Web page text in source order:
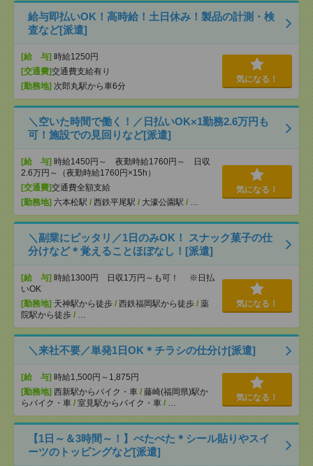
給与即払いOK！高時給！土日休み！製品の計測・検
査など[派遣]
[給 与] 時給1250円
[交通費]交通費支給有り
[勤務地] 次郎丸駅から車6分
気になる！
＼空いた時間で働く！／日払いOK×1勤務2.6万円も
可！施設での見回りなど[派遣]
[給 与] 時給1450円～ 夜勤時給1760円～ 日収
2.6万円～（夜勤時給1760円×15h）
[交通費]交通費全額支給
[勤務地] 六本松駅 / 西鉄平尾駅 / 大濠公園駅 / …
気になる！
＼副業にピッタリ／1日のみOK！ スナック菓子の仕
分けなど＊覚えることほぼなし！[派遣]
[給 与] 時給1300円 日収1万円～も可！ ※日払
いOK
[勤務地] 天神駅から徒歩 / 西鉄福岡駅から徒歩 / 薬
院駅から徒歩 / …
気になる！
＼来社不要／単発1日OK＊チラシの仕分け[派遣]
[給 与] 時給1,500円～1,875円
[勤務地] 西新駅からバイク・車 / 藤崎(福岡県)駅か
らバイク・車 / 室見駅からバイク・車 / …
気になる！
【1日～＆3時間～！】ぺたぺた＊シール貼りやスイ
ーツのトッピングなど[派遣]